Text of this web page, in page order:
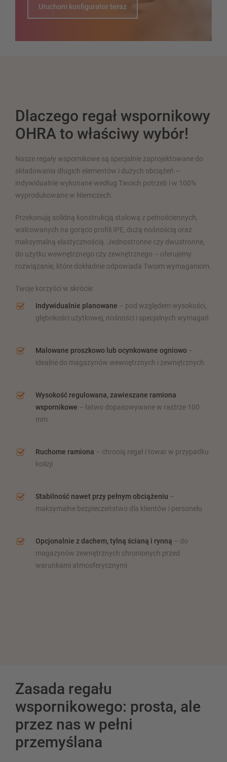
Uruchom konfigurator teraz
Dlaczego regał wspornikowy
OHRA to właściwy wybór!
Nasze regały wspornikowe są specjalnie zaprojektowane do
składowania długich elementów i dużych obciążeń –
indywidualnie wykonane według Twoich potrzeb i w 100%
wyprodukowane w Niemczech.
Przekonują solidną konstrukcją stalową z pełnościennych,
walcowanych na gorąco profili IPE, dużą nośnością oraz
maksymalną elastycznością. Jednostronne czy dwustronne,
do użytku wewnętrznego czy zewnętrznego – oferujemy
rozwiązanie, które dokładnie odpowiada Twoim wymaganiom.
Twoje korzyści w skrócie:
Indywidualnie planowane – pod względem wysokości,
głębokości użytkowej, nośności i specjalnych wymagań
Malowane proszkowo lub ocynkowane ogniowo –
idealne do magazynów wewnętrznych i zewnętrznych
Wysokość regulowana, zawieszane ramiona
wspornikowe – łatwo dopasowywane w rastrze 100
mm
Ruchome ramiona – chronią regał i towar w przypadku
kolizji
Stabilność nawet przy pełnym obciążeniu –
maksymalne bezpieczeństwo dla klientów i personelu
Opcjonalnie z dachem, tylną ścianą i rynną – do
magazynów zewnętrznych chronionych przed
warunkami atmosferycznymi
Zasada regału
wspornikowego: prosta, ale
przez nas w pełni
przemyślana